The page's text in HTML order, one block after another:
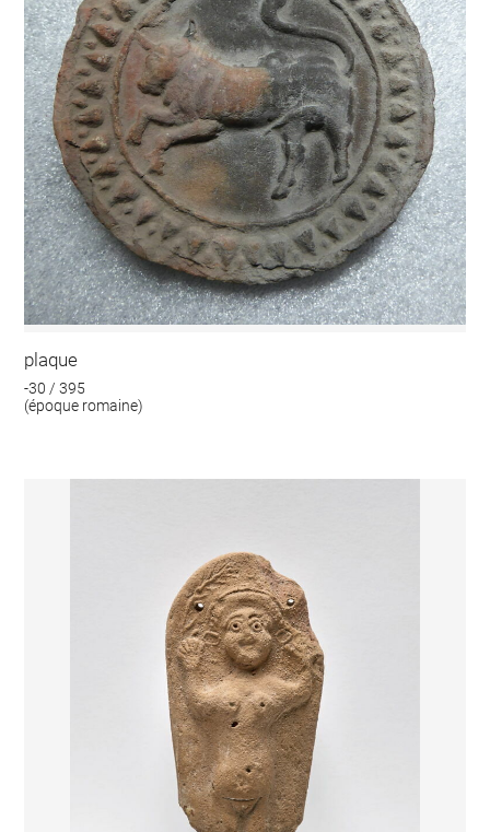
plaque
-30 / 395
(époque romaine)